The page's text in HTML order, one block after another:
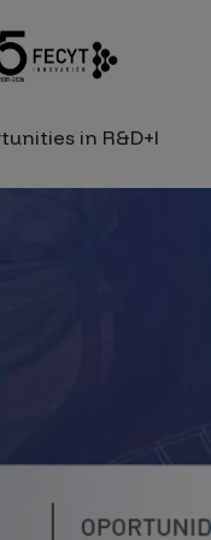
in R&D+I